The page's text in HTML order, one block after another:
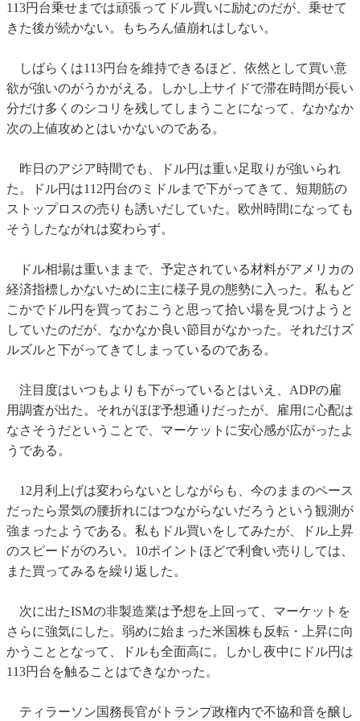
113円台乗せまでは頑張ってドル買いに励むのだが、乗せて
きた後が続かない。もちろん値崩れはしない。
しばらくは113円台を維持できるほど、依然として買い意
欲が強いのがうかがえる。しかし上サイドで滞在時間が長い
分だけ多くのシコリを残してしまうことになって、なかなか
次の上値攻めとはいかないのである。
昨日のアジア時間でも、ドル円は重い足取りが強いられ
た。ドル円は112円台のミドルまで下がってきて、短期筋の
ストップロスの売りも誘いだしていた。欧州時間になっても
そうしたながれは変わらず。
ドル相場は重いままで、予定されている材料がアメリカの
経済指標しかないために主に様子見の態勢に入った。私もど
こかでドル円を買っておこうと思って拾い場を見つけようと
していたのだが、なかなか良い節目がなかった。それだけズ
ルズルと下がってきてしまっているのである。
注目度はいつもよりも下がっているとはいえ、ADPの雇
用調査が出た。それがほぼ予想通りだったが、雇用に心配は
なさそうだということで、マーケットに安心感が広がったよ
うである。
12月利上げは変わらないとしながらも、今のままのペース
だったら景気の腰折れにはつながらないだろうという観測が
強まったようである。私もドル買いをしてみたが、ドル上昇
のスピードがのろい。10ポイントほどで利食い売りしては、
また買ってみるを繰り返した。
次に出たISMの非製造業は予想を上回って、マーケットを
さらに強気にした。弱めに始まった米国株も反転・上昇に向
かうこととなって、ドルも全面高に。しかし夜中にドル円は
113円台を触ることはできなかった。
ティラーソン国務長官がトランプ政権内で不協和音を醸し